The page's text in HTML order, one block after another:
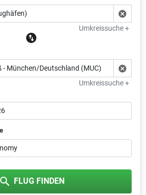
Umkreissuche +
Umkreissuche +
FLUG FINDEN